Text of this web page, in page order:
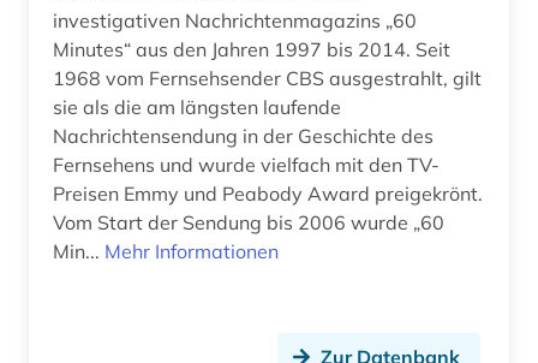
deutsche demokratische republik (1)
deutsche film ag (2)
deutsche film gmbh (1)
deutscher presserat (1)
deutsches nationaltheater weimar (1)
investigativen Nachrichtenmagazins „60
Minutes“ aus den Jahren 1997 bis 2014. Seit
1968 vom Fernsehsender CBS ausgestrahlt, gilt
sie als die am längsten laufende
Nachrichtensendung in der Geschichte des
Fernsehens und wurde vielfach mit den TV-
Preisen Emmy und Peabody Award preigekrönt.
Vom Start der Sendung bis 2006 wurde „60
Min... Mehr Informationen
Zur Datenbank